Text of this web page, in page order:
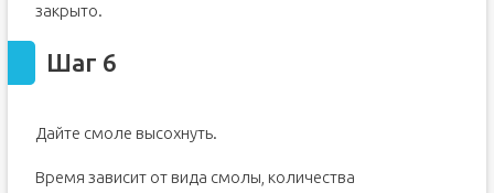
закрыто.
Шаг 6
Дайте смоле высохнуть.
Время зависит от вида смолы, количества